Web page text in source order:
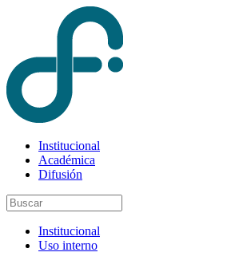
Institucional
Académica
Difusión
Institucional
Uso interno